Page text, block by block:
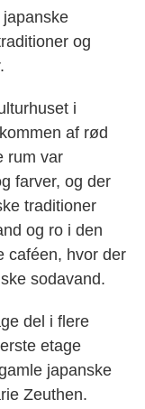
og
i
af rød
rum var
farver, og der
traditioner
og ro i den
caféen, hvor der
sodavand.
del i flere
etage
japanske
Zeuthen.